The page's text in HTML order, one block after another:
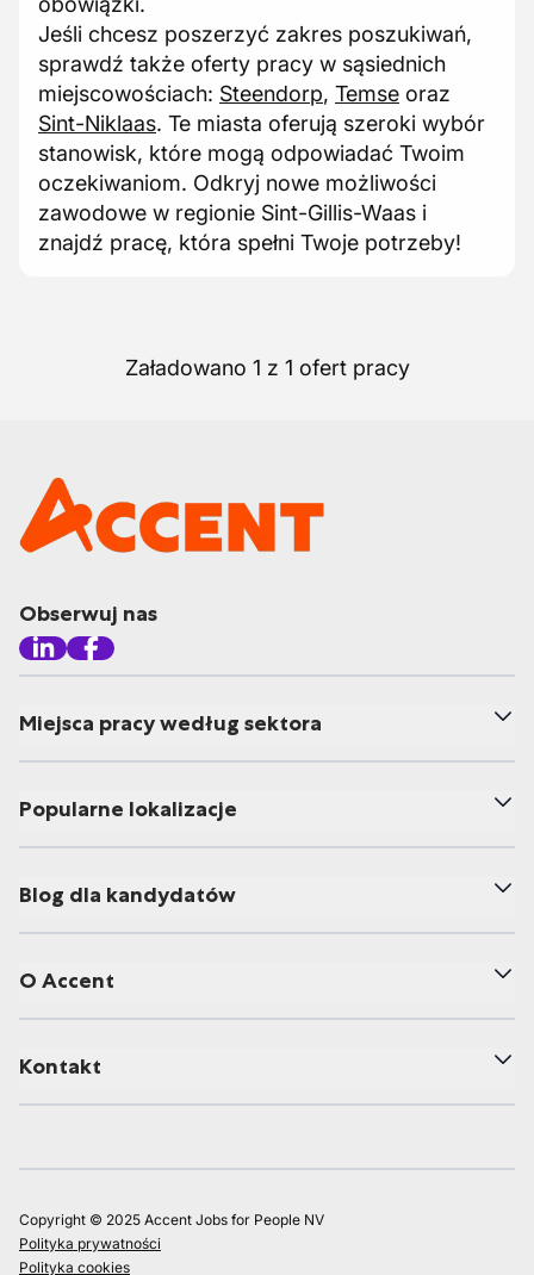
Jeśli chcesz poszerzyć zakres poszukiwań,
sprawdź także oferty pracy w sąsiednich
miejscowościach: Steendorp, Temse oraz
Sint-Niklaas. Te miasta oferują szeroki wybór
stanowisk, które mogą odpowiadać Twoim
oczekiwaniom. Odkryj nowe możliwości
zawodowe w regionie Sint-Gillis-Waas i
znajdź pracę, która spełni Twoje potrzeby!
Załadowano 1 z 1 ofert pracy
Obserwuj nas
Miejsca pracy według sektora
Popularne lokalizacje
Blog dla kandydatów
O Accent
Kontakt
Copyright © 2025 Accent Jobs for People NV
Polityka prywatności
Polityka cookies